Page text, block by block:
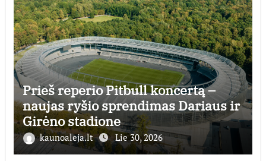
Prieš reperio Pitbull koncertą –
naujas ryšio sprendimas Dariaus ir
Girėno stadione
kaunoaleja.lt Lie 30, 2026